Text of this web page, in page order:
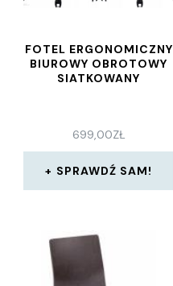
FOTEL ERGONOMICZNY
BIUROWY OBROTOWY
SIATKOWANY
699,00ZŁ
SPRAWDŹ SAM!